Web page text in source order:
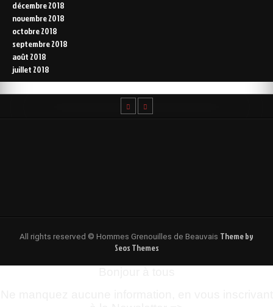
décembre 2018
novembre 2018
octobre 2018
septembre 2018
août 2018
juillet 2018
All rights reserved © Hommes Grenouilles de Beauvais Theme by
Seos Themes